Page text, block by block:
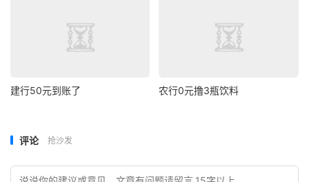
建行50元到账了 农行0元撸3瓶饮料
评论 抢沙发